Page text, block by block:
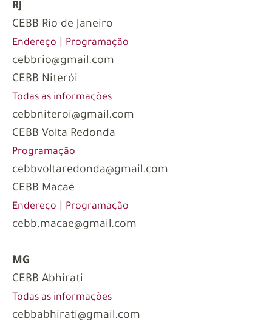
RJ
CEBB Rio de Janeiro
Endereço Programação
cebbrio@gmail.com
CEBB Niterói
Todas as informações
cebbniteroi@gmail.com
CEBB Volta Redonda
Programação
cebbvoltaredonda@gmail.com
CEBB Macaé
Endereço Programação
cebb.macae@gmail.com
MG
CEBB Abhirati
Todas as informações
cebbabhirati@gmail.com